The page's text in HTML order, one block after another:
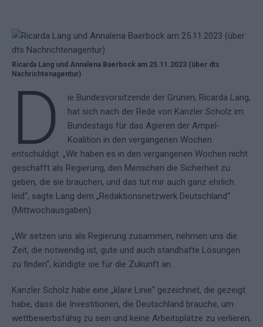
Ricarda Lang und Annalena Baerbock am 25.11.2023 (über dts
Nachrichtenagentur)
D
ie Bundesvorsitzende der Grünen, Ricarda Lang,
hat sich nach der Rede von Kanzler Scholz im
Bundestags für das Agieren der Ampel-
Koalition in den vergangenen Wochen
entschuldigt. „Wir haben es in den vergangenen Wochen nicht
geschafft als Regierung, den Menschen die Sicherheit zu
geben, die sie brauchen, und das tut mir auch ganz ehrlich
leid“, sagte Lang dem „Redaktionsnetzwerk Deutschland“
(Mittwochausgaben).
„Wir setzen uns als Regierung zusammen, nehmen uns die
Zeit, die notwendig ist, gute und auch standhafte Lösungen
zu finden“, kündigte sie für die Zukunft an.
Kanzler Scholz habe eine „klare Linie“ gezeichnet, die gezeigt
habe, dass die Investitionen, die Deutschland brauche, um
wettbewerbsfähig zu sein und keine Arbeitsplätze zu verlieren,